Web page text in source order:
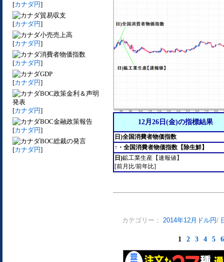
[カナダ円]
貿易収支
[カナダ円]
小売売上高
[カナダ円]
消費者物価指数
[カナダ円]
GDP
[カナダ円]
BOC政策金利＆声明
発表
[カナダ円]
BOC金融政策報告
[カナダ円]
BOC総裁の発言
[カナダ円]
12月26日(金)の指標結果
日)全国消費者物価指数
↑・全国消費者物価指数【除生鮮】
日)鉱工業生産【速報値】
[前月比/前年比]
カテゴリー： 2014年12月ドル円/
1 2 3 4 5 6